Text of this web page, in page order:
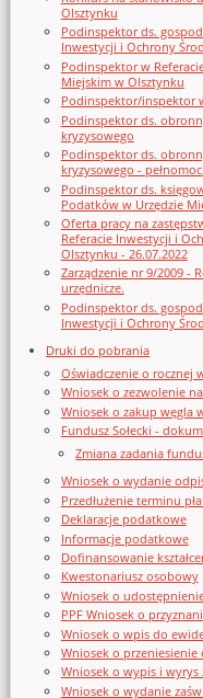
Olsztynku
Podinspektor ds.
Inwestycji i Ochrony
Podinspektor w
Miejskim w Olsztynku
Podinspektor/inspektor
Podinspektor ds.
kryzysowego
Podinspektor ds.
kryzysowego -
Podinspektor ds.
Podatków w Urzędzie
Oferta pracy na
Referacie Inwestycji i
Olsztynku - 26.07.2022
Zarządzenie nr 9/2009 -
urzędnicze.
Podinspektor ds.
Inwestycji i Ochrony
Druki do pobrania
Oświadczenie o rocznej
Wniosek o zezwolenie
Wniosek o zakup węgla
Fundusz Sołecki -
Zmiana zadania
Wniosek o wydanie
Przedłużenie terminu
Deklaracje podatkowe
Informacje podatkowe
Dofinansowanie
Kwestonariusz osobowy
Wniosek o
PPF Wniosek o
Wniosek o wpis do
Wniosek o
Wniosek o wypis i wyrys
Wniosek o wydanie